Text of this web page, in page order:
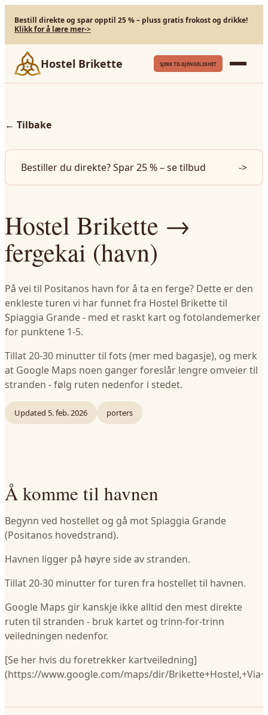
Bestill direkte og spar opptil 25 % – pluss gratis frokost og drikke!
Klikk for å lære mer->
Hostel Brikette SJEKK TILGJENGELIGHET
← Tilbake
Bestiller du direkte? Spar 25 % – se tilbud ->
Hostel Brikette →
fergekai (havn)
På vei til Positanos havn for å ta en ferge? Dette er den
enkleste turen vi har funnet fra Hostel Brikette til
Spiaggia Grande - med et raskt kart og fotolandemerker
for punktene 1-5.
Tillat 20-30 minutter til fots (mer med bagasje), og merk
at Google Maps noen ganger foreslår lengre omveier til
stranden - følg ruten nedenfor i stedet.
Updated 5. feb. 2026 porters
Å komme til havnen
Begynn ved hostellet og gå mot Spiaggia Grande
(Positanos hovedstrand).
Havnen ligger på høyre side av stranden.
Tillat 20-30 minutter for turen fra hostellet til havnen.
Google Maps gir kanskje ikke alltid den mest direkte
ruten til stranden - bruk kartet og trinn-for-trinn
veiledningen nedenfor.
[Se her hvis du foretrekker kartveiledning]
(https://www.google.com/maps/dir/